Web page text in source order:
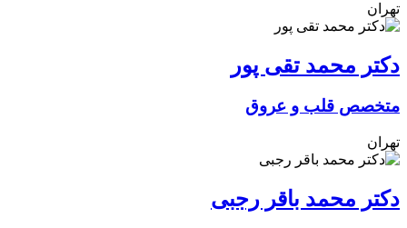
تهران
دکتر محمد تقی پور
متخصص قلب و عروق
تهران
دکتر محمد باقر رجبی